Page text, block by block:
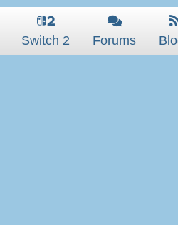
Switch 2 Forums